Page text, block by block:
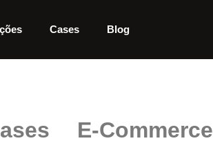
Cases Blog
E-Commerce